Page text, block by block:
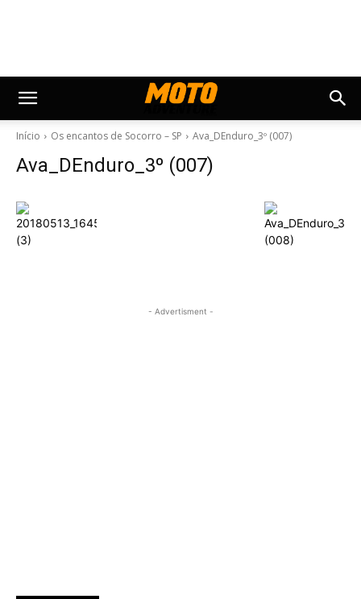
Início Os encantos de Socorro – SP Ava_DEnduro_3º (007)
Ava_DEnduro_3º (007)
- Advertisment -